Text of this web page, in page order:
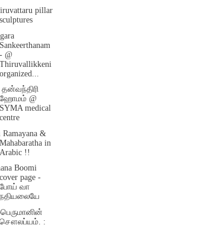
pillar
sculptures
Sankeerthanam
- @
Thiruvallikkeni
organized...
தன்வந்திரி
ஹோமம் @
SYMA medical
centre
Ramayana &
Mahabaratha in
Arabic !!
Boomi
cover page -
போய் வா
நதியலையே
சௌலப்யம். :